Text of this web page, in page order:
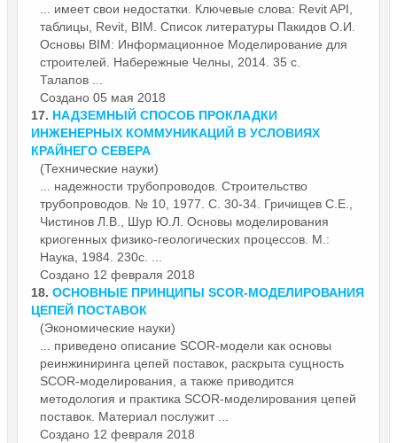
... имеет свои недостатки. Ключевые слова: Revit API,
таблицы, Revit, BIM. Список литературы Пакидов О.И.
Основы BIM: Информационное Моделирование для
строителей. Набережные Челны, 2014. 35 с.
Талапов ...
Создано 05 мая 2018
17. НАДЗЕМНЫЙ СПОСОБ ПРОКЛАДКИ
ИНЖЕНЕРНЫХ КОММУНИКАЦИЙ В УСЛОВИЯХ
КРАЙНЕГО СЕВЕРА
(Технические науки)
... надежности трубопроводов. Строительство
трубопроводов. № 10, 1977. С. 30-34. Гричищев С.Е.,
Чистинов Л.В., Шур Ю.Л. Основы моделирования
криогенных физико-геологических процессов. М.:
Наука, 1984. 230с. ...
Создано 12 февраля 2018
18. ОСНОВНЫЕ ПРИНЦИПЫ SCOR-МОДЕЛИРОВАНИЯ
ЦЕПЕЙ ПОСТАВОК
(Экономические науки)
... приведено описание SCOR-модели как основы
реинжиниринга цепей поставок, раскрыта сущность
SCOR-моделирования, а также приводится
методология и практика SCOR-моделирования цепей
поставок. Материал послужит ...
Создано 12 февраля 2018